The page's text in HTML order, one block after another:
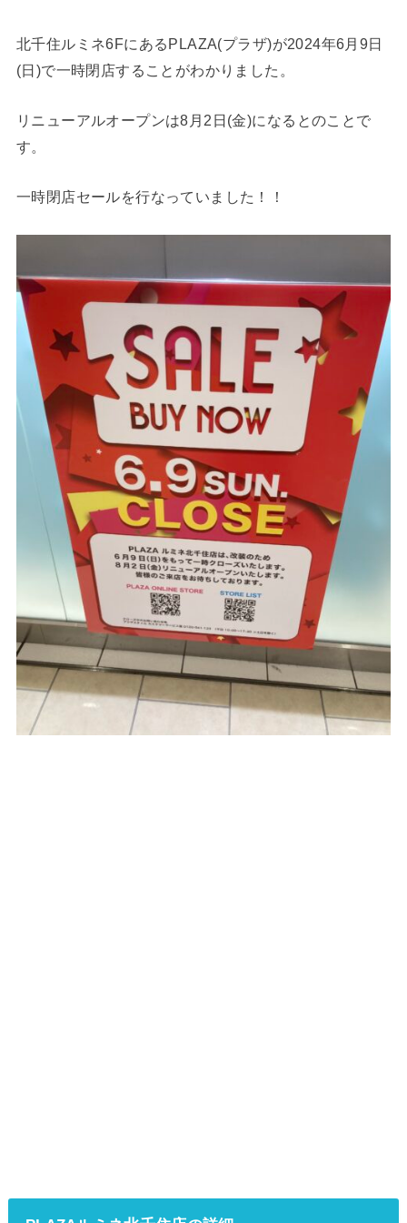
北千住ルミネ6FにあるPLAZA(プラザ)が2024年6月9日
(日)で一時閉店することがわかりました。
リニューアルオープンは8月2日(金)になるとのことで
す。
一時閉店セールを行なっていました！！